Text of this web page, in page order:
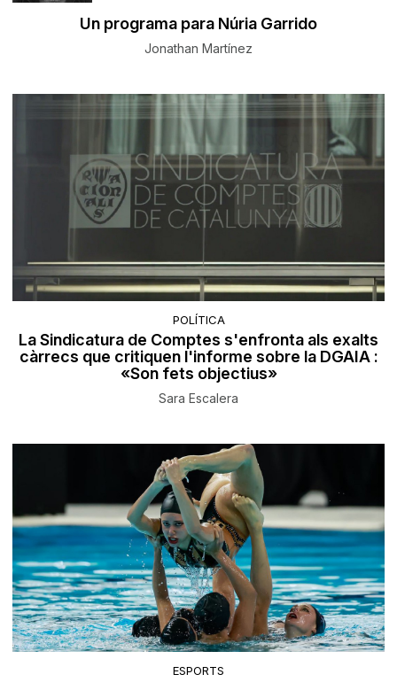
Un programa para Núria Garrido
Jonathan Martínez
POLÍTICA
La Sindicatura de Comptes s'enfronta als exalts
càrrecs que critiquen l'informe sobre la DGAIA :
«Son fets objectius»
Sara Escalera
ESPORTS